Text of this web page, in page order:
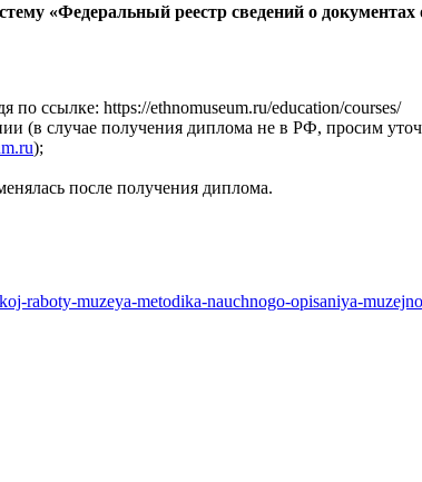
«Федеральный реестр сведений о документах
ссылке: https://ethnomuseum.ru/education/courses/
(в случае получения диплома не в РФ, просим
);
после получения диплома.
raboty-muzeya-metodika-nauchnogo-opisaniya-